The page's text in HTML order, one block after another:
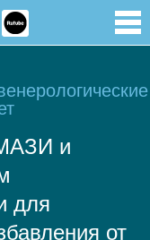
и
для
от